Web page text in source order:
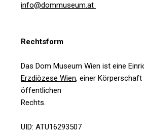
info@dommuseum.at
Rechtsform
Das Dom Museum Wien ist eine
Erzdiözese Wien, einer Körperschaft
öffentlichen
Rechts.
UID: ATU16293507